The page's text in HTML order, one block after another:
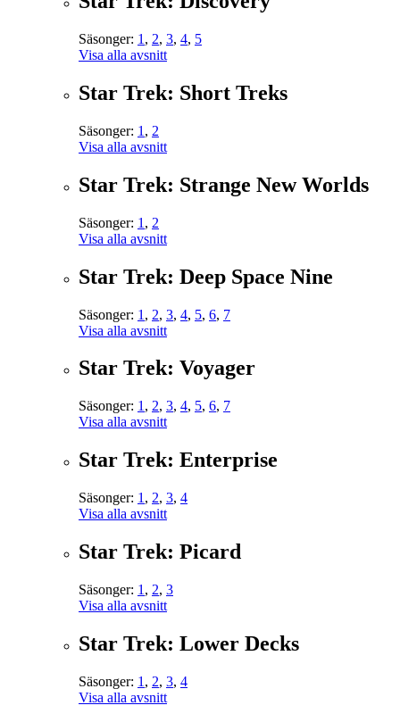
Säsonger: 1 , 2, 3, 4, 5
Visa alla avsnitt
Star Trek: Short Treks
Säsonger: 1 , 2
Visa alla avsnitt
Star Trek: Strange New Worlds
Säsonger: 1 , 2
Visa alla avsnitt
Star Trek: Deep Space Nine
Säsonger: 1 , 2, 3, 4, 5, 6, 7
Visa alla avsnitt
Star Trek: Voyager
Säsonger: 1 , 2, 3, 4, 5, 6, 7
Visa alla avsnitt
Star Trek: Enterprise
Säsonger: 1 , 2, 3, 4
Visa alla avsnitt
Star Trek: Picard
Säsonger: 1 , 2, 3
Visa alla avsnitt
Star Trek: Lower Decks
Säsonger: 1 , 2, 3, 4
Visa alla avsnitt